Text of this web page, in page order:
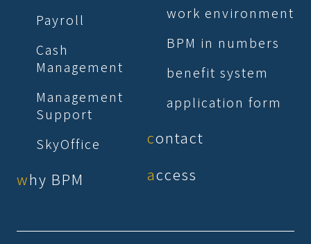
Payroll
Cash
Management
Management
Support
SkyOffice
why BPM
work environment
BPM in numbers
benefit system
application form
contact
access